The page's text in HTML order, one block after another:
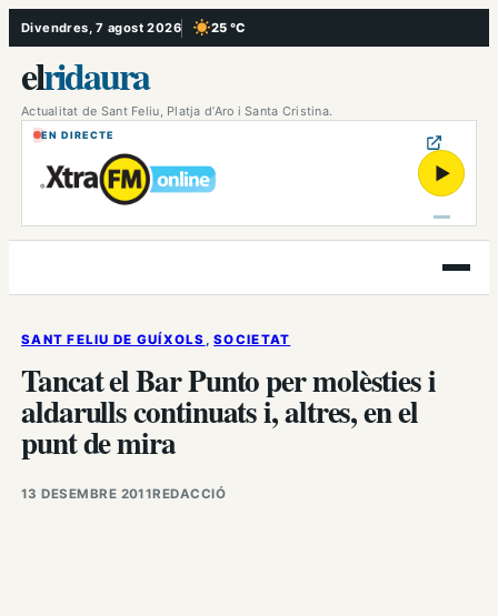
Vés
al
contingut
Divendres, 7 agost 2026 25 °C
, Cel serè
elridaura
Actualitat de Sant Feliu, Platja d’Aro i Santa Cristina.
EN DIRECTE
▶
Obre
el
SANT FELIU DE GUÍXOLS , SOCIETAT
Tancat el Bar Punto per molèsties i
aldarulls continuats i, altres, en el
punt de mira
13 DESEMBRE 2011REDACCIÓ